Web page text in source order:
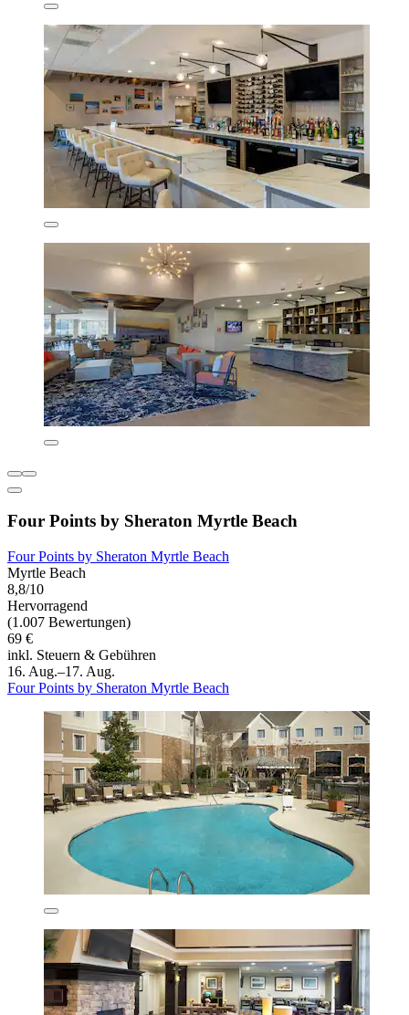
Four Points by Sheraton Myrtle Beach
Four Points by Sheraton Myrtle Beach
Myrtle Beach
8,8/10
Hervorragend
(1.007 Bewertungen)
69 €
inkl. Steuern & Gebühren
16. Aug.–17. Aug.
Four Points by Sheraton Myrtle Beach